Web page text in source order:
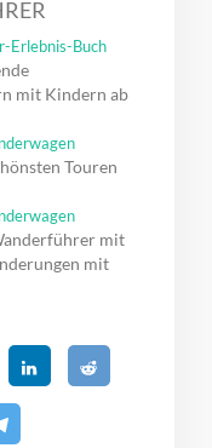
Erlebnis-Buch
mit Kindern ab
Touren
mit
mit